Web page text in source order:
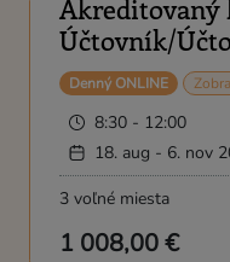
Akreditovaný
Účtovník/
Denný ONLINE
8:30 - 12:00
18. aug - 6. nov
3 voľné miesta
1 008,00 €